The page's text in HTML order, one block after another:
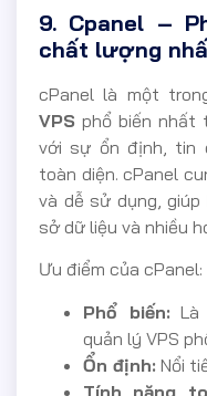
9. Cpanel –
chất lượng
cPanel là một
VPS phổ biến
với sự ổn định, tin
toàn diện. cPanel
và dễ sử dụng,
sở dữ liệu và nhiều
Ưu điểm của cPanel:
Phổ biến: Là
quản lý VPS
Ổn định: Nổi
Tính năng